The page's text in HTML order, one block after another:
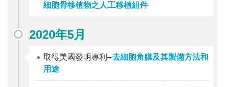
細胞骨移植物之人工移植組件
2020年5月
取得美國發明專利–去細胞角膜及其製備方法和
用途